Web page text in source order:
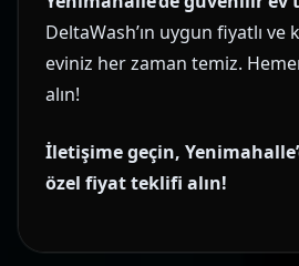
DeltaWash’ın uygun fiyatlı
eviniz her zaman temiz.
alın!
İletişime geçin,
özel fiyat teklifi alın!